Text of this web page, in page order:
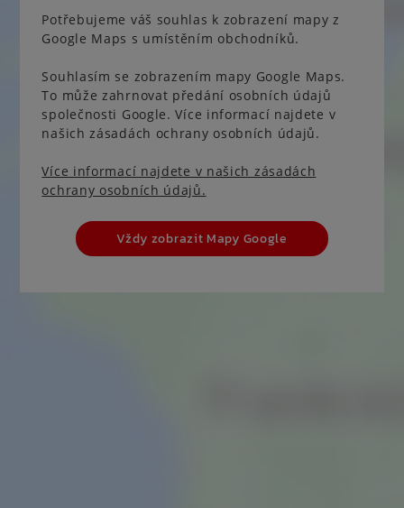
Potřebujeme váš souhlas k zobrazení mapy z
Google Maps s umístěním obchodníků.
Souhlasím se zobrazením mapy Google Maps.
To může zahrnovat předání osobních údajů
společnosti Google. Více informací najdete v
našich zásadách ochrany osobních údajů.
Více informací najdete v našich zásadách
ochrany osobních údajů.
Vždy zobrazit Mapy Google